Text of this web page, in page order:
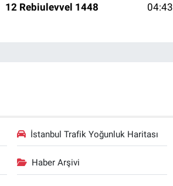
12 Rebiulevvel 1448 04:43
İstanbul Trafik Yoğunluk Haritası
Haber Arşivi